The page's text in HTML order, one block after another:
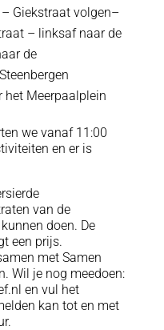
Giekstraat volgen–
– linksaf naar de
de
het Meerpaalplein
we vanaf 11:00
en er is
van de
doen. De
een prijs.
met Samen
Wil je nog meedoen:
en vul het
kan tot en met